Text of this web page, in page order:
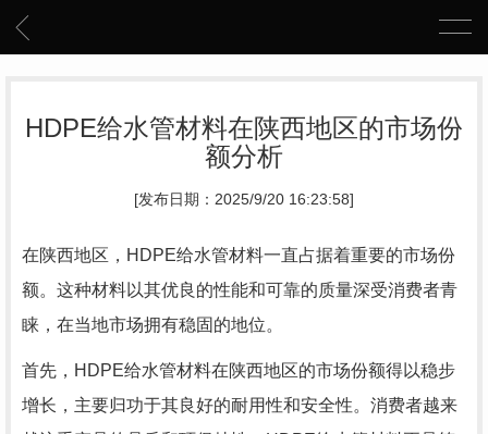
HDPE给水管材料在陕西地区的市场份
额分析
[发布日期：2025/9/20 16:23:58]
在陕西地区，HDPE给水管材料一直占据着重要的市场份
额。这种材料以其优良的性能和可靠的质量深受消费者青
睐，在当地市场拥有稳固的地位。
首先，HDPE给水管材料在陕西地区的市场份额得以稳步
增长，主要归功于其良好的耐用性和安全性。消费者越来